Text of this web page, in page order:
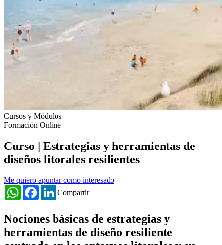
Cursos y Módulos
Formación Online
Curso | Estrategias y herramientas de
diseños litorales resilientes
Me quiero apuntar como interesado
Compartir
WhatsAppFacebookLinkedIn
Nociones básicas de estrategias y
herramientas de diseño resiliente